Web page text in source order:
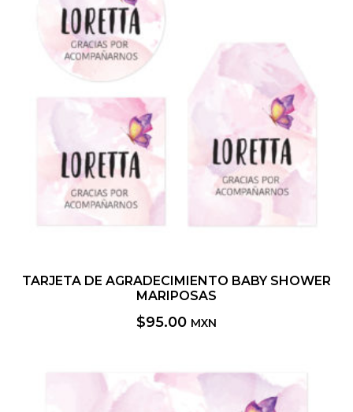
TARJETA DE AGRADECIMIENTO BABY SHOWER
MARIPOSAS
$95.00 MXN